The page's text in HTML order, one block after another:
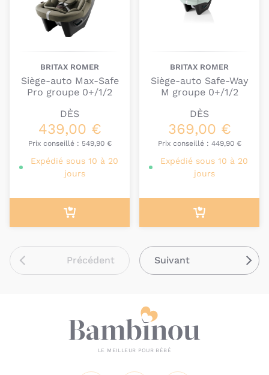
BRITAX ROMER
Siège-auto Max-Safe
Pro groupe 0+/1/2
DÈS
439,00 €
Prix conseillé : 549,90 €
Expédié sous 10 à 20
jours
BRITAX ROMER
Siège-auto Safe-Way
M groupe 0+/1/2
DÈS
369,00 €
Prix conseillé : 449,90 €
Expédié sous 10 à 20
jours
Précédent Suivant